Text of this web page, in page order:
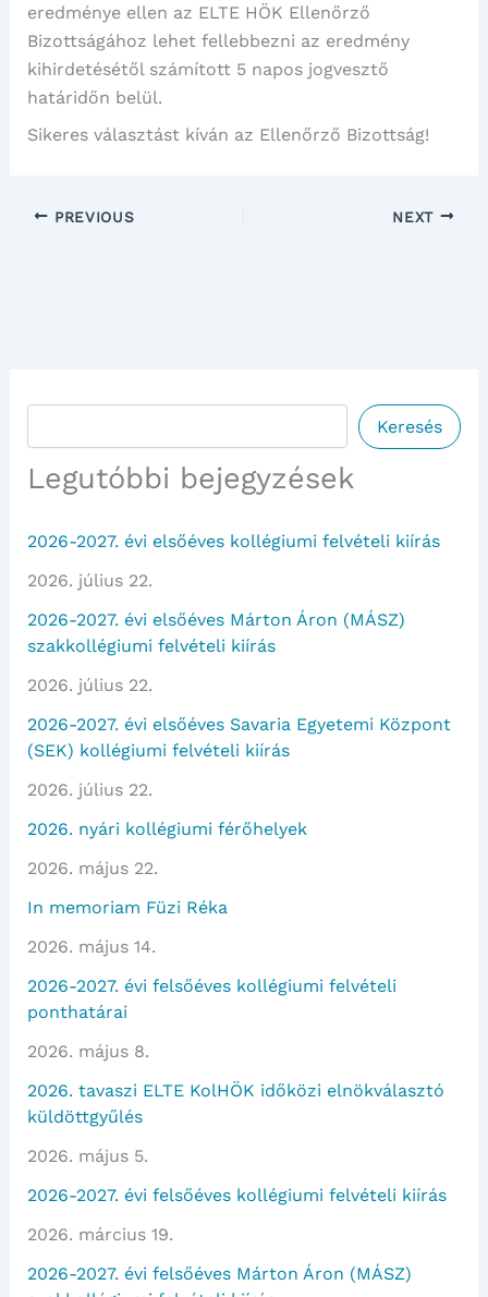
eredménye ellen az ELTE HÖK Ellenőrző
Bizottságához lehet fellebbezni az eredmény
kihirdetésétől számított 5 napos jogvesztő
határidőn belül.
Sikeres választást kíván az Ellenőrző Bizottság!
PREVIOUS NEXT
Keresés
Legutóbbi bejegyzések
2026-2027. évi elsőéves kollégiumi felvételi kiírás
2026. július 22.
2026-2027. évi elsőéves Márton Áron (MÁSZ)
szakkollégiumi felvételi kiírás
2026. július 22.
2026-2027. évi elsőéves Savaria Egyetemi Központ
(SEK) kollégiumi felvételi kiírás
2026. július 22.
2026. nyári kollégiumi férőhelyek
2026. május 22.
In memoriam Füzi Réka
2026. május 14.
2026-2027. évi felsőéves kollégiumi felvételi
ponthatárai
2026. május 8.
2026. tavaszi ELTE KolHÖK időközi elnökválasztó
küldöttgyűlés
2026. május 5.
2026-2027. évi felsőéves kollégiumi felvételi kiírás
2026. március 19.
2026-2027. évi felsőéves Márton Áron (MÁSZ)